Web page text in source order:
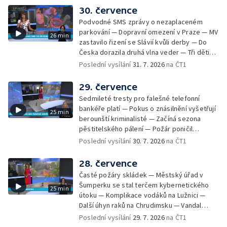
Nelegání hřbitov domácích mazlíčků — Státní
zastupitelství zrušilo trestní stíhání ženy z
Teplicka, kterou policie dříve obvinila z
týrání koček — Péče o seniory jako brigáda
— Po pádu stromů prověří alej odborníci —
Tradiční neckyáda v Želivi na Pelhřimovsku —
Festival Hrady CZ poprvé na Hluboké
26 min
30. července
Podvodné SMS zprávy o nezaplaceném
parkování — Dopravní omezení v Praze — MV
zastavilo řizení se Slávií kvůli derby — Do
Česka dorazila druhá vlna veder — Tři děti
zůstali v rozpáleném autě — Problém s
mraženými potravinami v horku — Slavnostní
vyřazení absolventů Univerzity obrany —
Zájem o obytné vozy roste — Praha má
novou servisní loď — Vidická samoobslužná
prodejna si na provoz vydělá — U jezera
Most začíná festival Let It Roll — Vyvrcholil
bouřkový neboli jelení úplněk — Kanoistka
Poslední vysílání31. 7. 2026na ČT1
25 min
29. července
Sedmileté tresty pro falešné telefonní
bankéře platí — Pokus o znásilnění vyšetřují
berounští kriminalisté — Začíná sezona
pěstitelského pálení — Požár poničil
historickou vilu Marta v Písku — Končí Letní
odpad — Nedostatek vody na Hracholuskách
— Příprava nového plavebního stupně v
Děčíně — Biokoridor pro užovku stromovou
— Záchrana liblického vysílače — První
koncert Diany Ross v Česku — Výroba
obrněných vozidel CV90 — Biokoridor pod
vedením vysokého napětí
Poslední vysílání30. 7. 2026na ČT1
25 min
28. července
Časté požáry skládek — Městský úřad v
Šumperku se stal terčem kybernetického
útoku — Komplikace vodáků na Lužnici —
Další úhyn raků na Chrudimsku — Vandal
poškodil okna na Ještědu — Lvice Elza má
Poslední vysílání 29. 7. 2026na ČT1